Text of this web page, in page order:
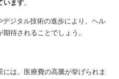
います。
デジタル技術の進歩により、ヘル
待されることでしょう。
は、医療費の高騰が挙げられま